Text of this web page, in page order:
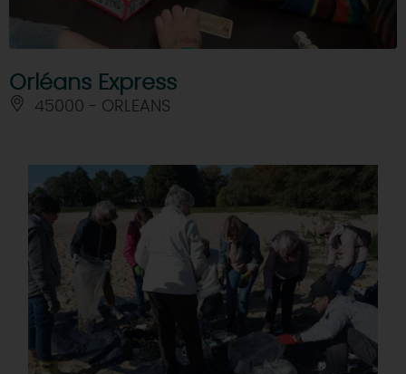
Orléans Express
45000 - ORLEANS